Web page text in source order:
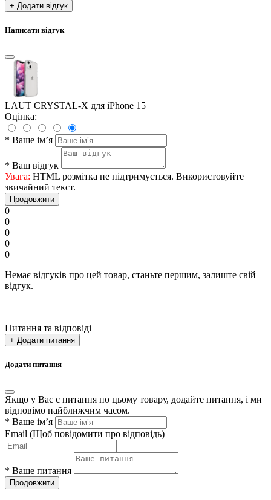
+ Додати відгук
Написати відгук
LAUT CRYSTAL-X для iPhone 15
Оцінка:
* Ваше ім’я
* Ваш відгук
Увага: HTML розмітка не підтримується. Використовуйте
звичайний текст.
Продовжити
0
0
0
0
0
Немає відгуків про цей товар, станьте першим, залиште свій
відгук.
Питання та відповіді
+ Додати питання
Додати питання
Якщо у Вас є питання по цьому товару, додайте питання, і ми
відповімо найближчим часом.
* Ваше ім’я
Email (Щоб повідомити про відповідь)
* Ваше питання
Продовжити